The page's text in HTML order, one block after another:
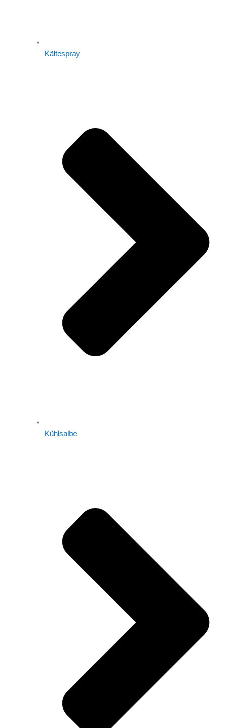
Kältespray
Kühlsalbe